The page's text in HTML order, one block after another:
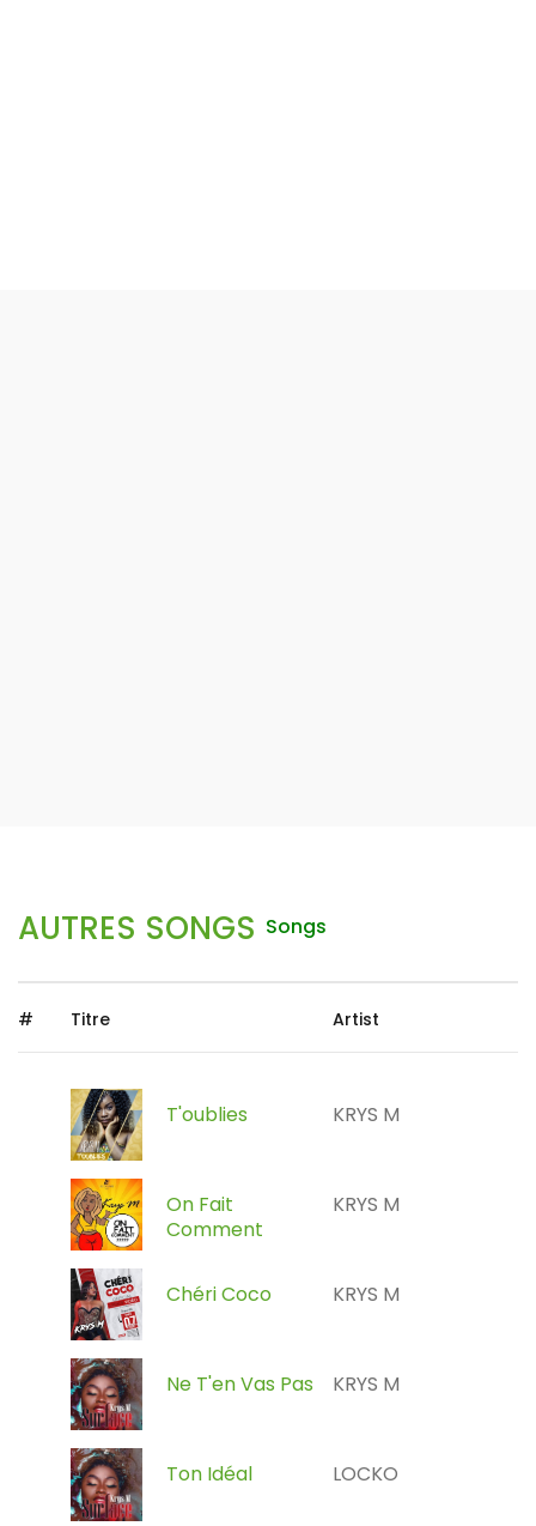
AUTRES SONGS Songs
# Titre Artist
T'oublies KRYS M
On Fait
Comment
KRYS M
Chéri Coco KRYS M
Ne T'en Vas Pas KRYS M
Ton Idéal LOCKO